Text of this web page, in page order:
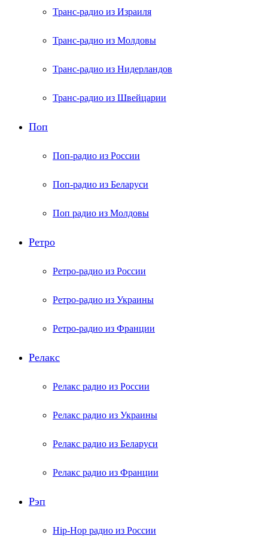
Транс-радио из Израиля
Транс-радио из Молдовы
Транс-радио из Нидерландов
Транс-радио из Швейцарии
Поп
Поп-радио из России
Поп-радио из Беларуси
Поп радио из Молдовы
Ретро
Ретро-радио из России
Ретро-радио из Украины
Ретро-радио из Франции
Релакс
Релакс радио из России
Релакс радио из Украины
Релакс радио из Беларуси
Релакс радио из Франции
Рэп
Hip-Hop радио из России